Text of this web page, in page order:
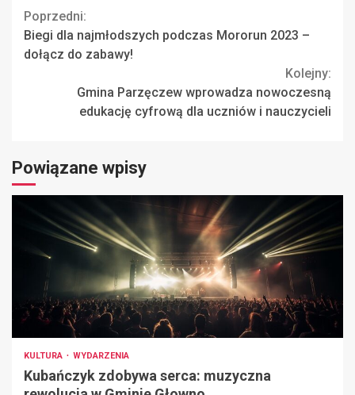
Continue
Reading
Poprzedni:
Biegi dla najmłodszych podczas Mororun 2023 –
dołącz do zabawy!
Kolejny:
Gmina Parzęczew wprowadza nowoczesną
edukację cyfrową dla uczniów i nauczycieli
Powiązane wpisy
KULTURA WYDARZENIA
Kubańczyk zdobywa serca: muzyczna